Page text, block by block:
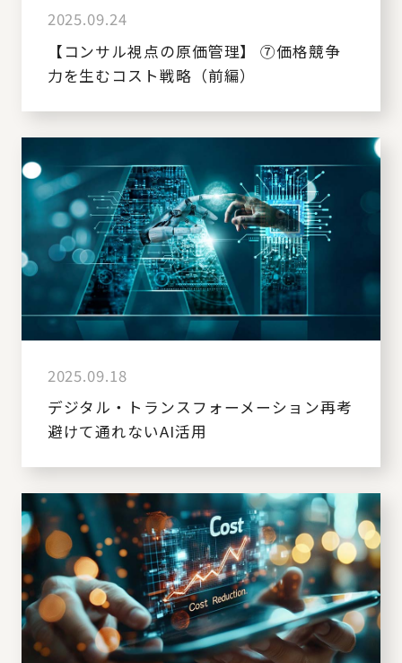
2025.09.24
【コンサル視点の原価管理】 ⑦価格競争
力を生むコスト戦略（前編）
2025.09.18
デジタル・トランスフォーメーション再考
避けて通れないAI活用